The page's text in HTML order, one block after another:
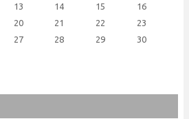
13 14 15
16
20 21 22
23
27 28 29
30